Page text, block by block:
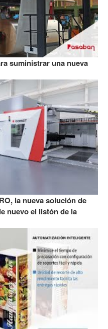
suministrar una nueva
la nueva solución de
nuevo el listón de la